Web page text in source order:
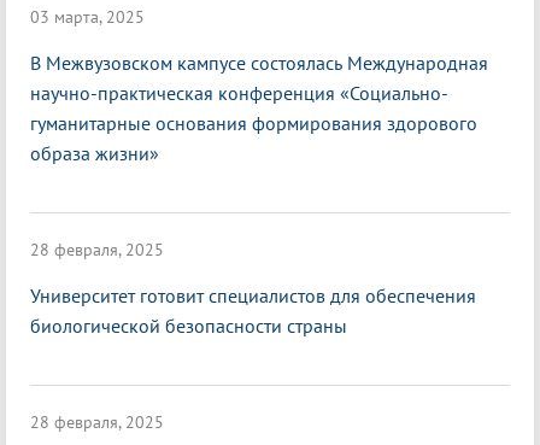
03 марта, 2025
В Межвузовском кампусе состоялась Международная
научно-практическая конференция «Социально-
гуманитарные основания формирования здорового
образа жизни»
28 февраля, 2025
Университет готовит специалистов для обеспечения
биологической безопасности страны
28 февраля, 2025